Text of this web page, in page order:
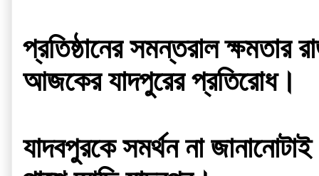
প্রতিষ্ঠানের সমন্তরাল ক্ষমতার
আজকের যাদপুরের প্রতিরোধ।
যাদবপুরকে সমর্থন না